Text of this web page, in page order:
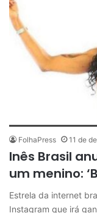
FolhaPress 11 de
Inês Brasil
um menino:
Estrela da internet
Instagram que irá